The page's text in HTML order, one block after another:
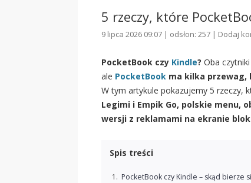
5 rzeczy, które
9 lipca 2026 09:07 | odsłon: 257 | Dodaj
PocketBook czy Kindle? Oba
ale PocketBook ma kilka przewag,
W tym artykule pokazujemy 5 rzeczy,
Legimi i Empik Go, polskie menu,
wersji z reklamami na ekranie
Spis treści
PocketBook czy Kindle – skąd bierze